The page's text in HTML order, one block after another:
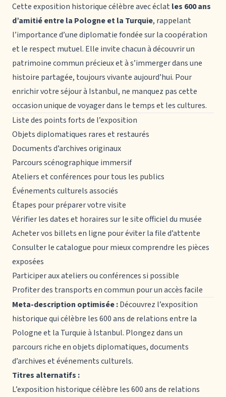
Cette exposition historique célèbre avec éclat les 600 ans
d’amitié entre la Pologne et la Turquie, rappelant
l’importance d’une diplomatie fondée sur la coopération
et le respect mutuel. Elle invite chacun à découvrir un
patrimoine commun précieux et à s’immerger dans une
histoire partagée, toujours vivante aujourd’hui. Pour
enrichir votre séjour à Istanbul, ne manquez pas cette
occasion unique de voyager dans le temps et les cultures.
Liste des points forts de l’exposition
Objets diplomatiques rares et restaurés
Documents d’archives originaux
Parcours scénographique immersif
Ateliers et conférences pour tous les publics
Événements culturels associés
Étapes pour préparer votre visite
Vérifier les dates et horaires sur le site officiel du musée
Acheter vos billets en ligne pour éviter la file d’attente
Consulter le catalogue pour mieux comprendre les pièces
exposées
Participer aux ateliers ou conférences si possible
Profiter des transports en commun pour un accès facile
Meta-description optimisée :Découvrez l’exposition
historique qui célèbre les 600 ans de relations entre la
Pologne et la Turquie à Istanbul. Plongez dans un
parcours riche en objets diplomatiques, documents
d’archives et événements culturels.
Titres alternatifs :
L’exposition historique célèbre les 600 ans de relations